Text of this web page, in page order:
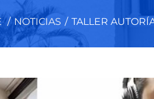
/ NOTICIAS / TALLER